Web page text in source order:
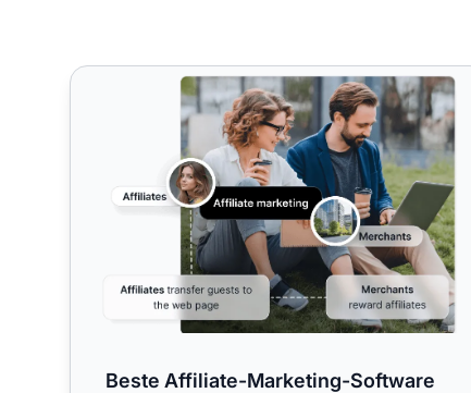
Beste Affiliate-Marketing-Software [year]
Beste Affiliate-Marketing-Software